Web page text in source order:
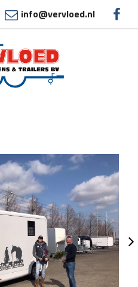
info@vervloed.nl